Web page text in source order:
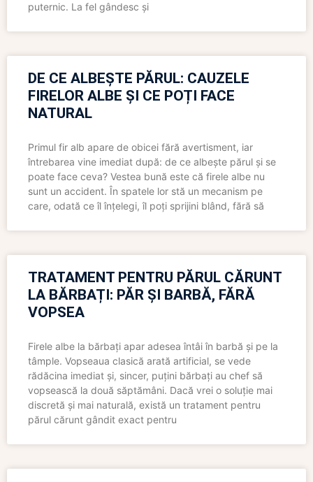
puternic. La fel gândesc și
DE CE ALBEȘTE PĂRUL: CAUZELE
FIRELOR ALBE ȘI CE POȚI FACE
NATURAL
Primul fir alb apare de obicei fără avertisment, iar
întrebarea vine imediat după: de ce albește părul și se
poate face ceva? Vestea bună este că firele albe nu
sunt un accident. În spatele lor stă un mecanism pe
care, odată ce îl înțelegi, îl poți sprijini blând, fără să
TRATAMENT PENTRU PĂRUL CĂRUNT
LA BĂRBAȚI: PĂR ȘI BARBĂ, FĂRĂ
VOPSEA
Firele albe la bărbați apar adesea întâi în barbă și pe la
tâmple. Vopseaua clasică arată artificial, se vede
rădăcina imediat și, sincer, puțini bărbați au chef să
vopsească la două săptămâni. Dacă vrei o soluție mai
discretă și mai naturală, există un tratament pentru
părul cărunt gândit exact pentru